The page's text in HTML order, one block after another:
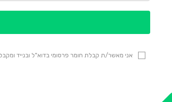
אני מאשר/ת קבלת חומר פרסומי בדוא"ל ובנייד